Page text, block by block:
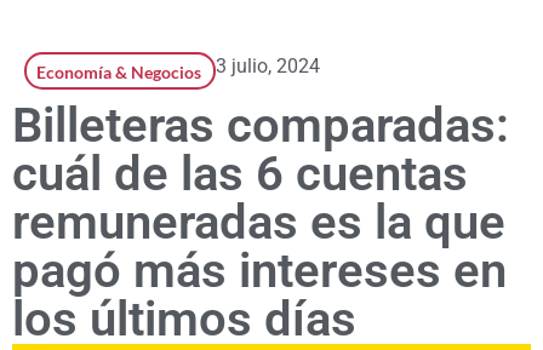
Economía & Negocios 3 julio, 2024
Billeteras comparadas:
cuál de las 6 cuentas
remuneradas es la que
pagó más intereses en
los últimos días